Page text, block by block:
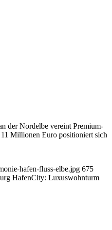
der Nordelbe vereint Premium-
Millionen Euro positioniert sich
hafen-fluss-elbe.jpg 675
HafenCity: Luxuswohnturm